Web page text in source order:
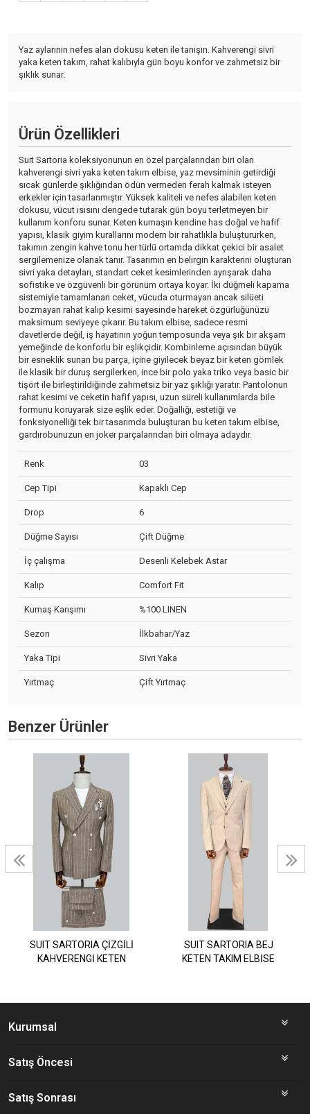
Yaz aylarının nefes alan dokusu keten ile tanışın. Kahverengi sivri
yaka keten takım, rahat kalıbıyla gün boyu konfor ve zahmetsiz bir
şıklık sunar.
Ürün Özellikleri
Suit Sartoria koleksiyonunun en özel parçalarından biri olan
kahverengi sivri yaka keten takım elbise, yaz mevsiminin getirdiği
sıcak günlerde şıklığından ödün vermeden ferah kalmak isteyen
erkekler için tasarlanmıştır. Yüksek kaliteli ve nefes alabilen keten
dokusu, vücut ısısını dengede tutarak gün boyu terletmeyen bir
kullanım konforu sunar. Keten kumaşın kendine has doğal ve hafif
yapısı, klasik giyim kurallarını modern bir rahatlıkla buluştururken,
takımın zengin kahve tonu her türlü ortamda dikkat çekici bir asalet
sergilemenize olanak tanır. Tasarımın en belirgin karakterini oluşturan
sivri yaka detayları, standart ceket kesimlerinden ayrışarak daha
sofistike ve özgüvenli bir görünüm ortaya koyar. İki düğmeli kapama
sistemiyle tamamlanan ceket, vücuda oturmayan ancak silüeti
bozmayan rahat kalıp kesimi sayesinde hareket özgürlüğünüzü
maksimum seviyeye çıkarır. Bu takım elbise, sadece resmi
davetlerde değil, iş hayatının yoğun temposunda veya şık bir akşam
yemeğinde de konforlu bir eşlikçidir. Kombinleme açısından büyük
bir esneklik sunan bu parça, içine giyilecek beyaz bir keten gömlek
ile klasik bir duruş sergilerken, ince bir polo yaka triko veya basic bir
tişört ile birleştirildiğinde zahmetsiz bir yaz şıklığı yaratır. Pantolonun
rahat kesimi ve ceketin hafif yapısı, uzun süreli kullanımlarda bile
formunu koruyarak size eşlik eder. Doğallığı, estetiği ve
fonksiyonelliği tek bir tasarımda buluşturan bu keten takım elbise,
gardırobunuzun en joker parçalarından biri olmaya adaydır.
Renk 03
Cep Tipi Kapaklı Cep
Drop 6
Düğme Sayısı Çift Düğme
İç çalışma Desenli Kelebek Astar
Kalıp Comfort Fit
Kumaş Karışımı %100 LINEN
Sezon İlkbahar/Yaz
Yaka Tipi Sivri Yaka
Yırtmaç Çift Yırtmaç
Benzer Ürünler
SUIT SARTORIA ÇİZGİLİ
KAHVERENGİ KETEN
SUIT SARTORIA BEJ
KETEN TAKIM ELBİSE
Kurumsal
Satış Öncesi
Satış Sonrası